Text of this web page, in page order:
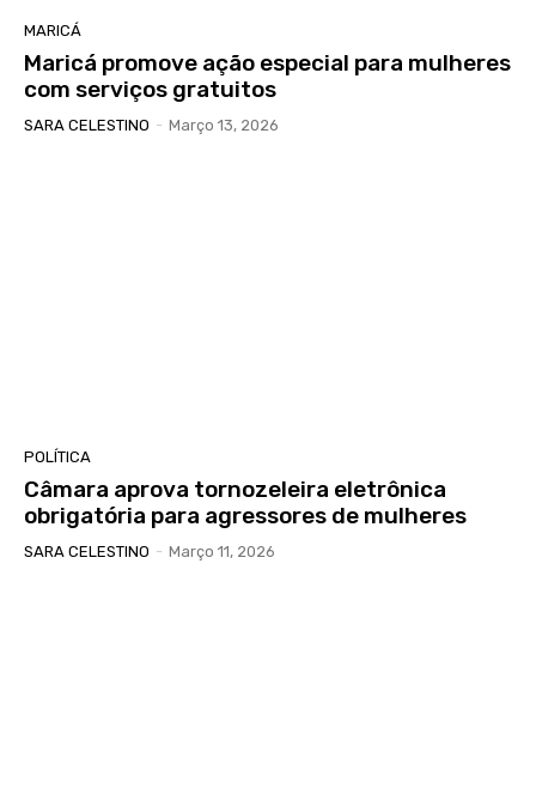
MARICÁ
Maricá promove ação especial para mulheres
com serviços gratuitos
SARA CELESTINO - Março 13, 2026
POLÍTICA
Câmara aprova tornozeleira eletrônica
obrigatória para agressores de mulheres
SARA CELESTINO - Março 11, 2026